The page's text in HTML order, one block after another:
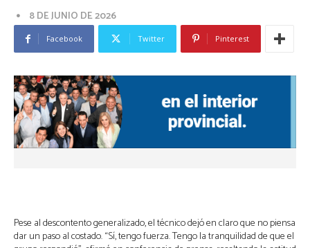
8 DE JUNIO DE 2026
Facebook Twitter Pinterest
Pese al descontento generalizado, el técnico dejó en claro que no piensa
dar un paso al costado. “Sí, tengo fuerza. Tengo la tranquilidad de que el